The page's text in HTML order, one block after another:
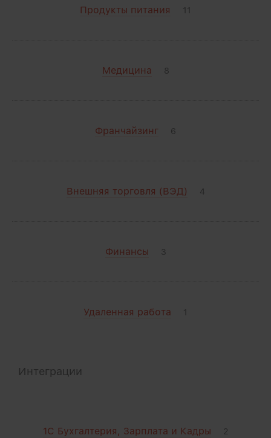
Продукты питания 11
Медицина 8
Франчайзинг 6
Внешняя торговля (ВЭД) 4
Финансы 3
Удаленная работа 1
Интеграции
1С Бухгалтерия, Зарплата и Кадры 2